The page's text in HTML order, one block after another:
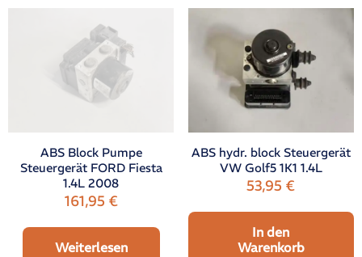
ABS Block Pumpe
Steuergerät FORD Fiesta
1.4L 2008
161,95 €
Weiterlesen
ABS hydr. block Steuergerät
VW Golf5 1K1 1.4L
53,95€
In den
Warenkorb